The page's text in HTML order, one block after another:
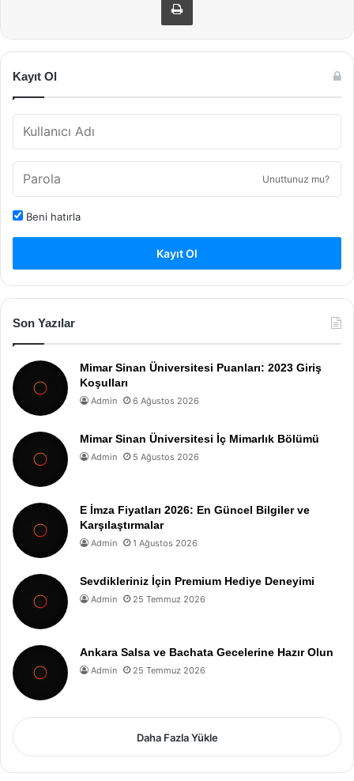
Kayıt Ol
Unuttunuz mu?
Beni hatırla
Kayıt Ol
Son Yazılar
Mimar Sinan Üniversitesi Puanları: 2023 Giriş
Koşulları
Admin 6 Ağustos 2026
Mimar Sinan Üniversitesi İç Mimarlık Bölümü
Admin 5 Ağustos 2026
E İmza Fiyatları 2026: En Güncel Bilgiler ve
Karşılaştırmalar
Admin 1 Ağustos 2026
Sevdikleriniz İçin Premium Hediye Deneyimi
Admin 25 Temmuz 2026
Ankara Salsa ve Bachata Gecelerine Hazır Olun
Admin 25 Temmuz 2026
Daha Fazla Yükle